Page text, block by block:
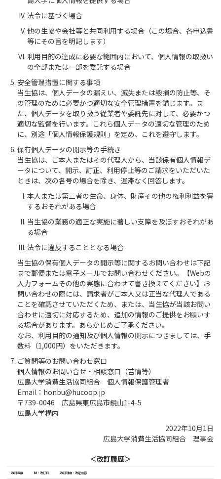
法令に基づく場合
他の生協や会社等と共同利用する場合（この場合、各申込書
等にその旨を明記します）
利用目的の達成に必要な範囲内において、個人情報の取扱い
の全部または一部を委託する場合
安全管理措置に関する事項
当生協は、個人データの漏えい、滅失または毀損の防止等、そ
の管理のために必要かつ適切な安全管理措置を講じます。ま
た、個人データを取り扱う従業者や委託先に対して、必要かつ
適切な監督を行います。これら個人データの適切な管理のため
に、別途「個人情報保護規則」を定め、これを遵守します。
保有個人データの開示等の手続き
当生協は、ご本人またはその代理人から、当該保有個人情報デ
ータについて、開示、訂正、利用停止等のご請求をいただいた
ときは、次の各号の場合を除き、遅滞なく回答します。
本人または第三者の生命、身体、財産その他の権利利益を害
するおそれがある場合
当生協の業務の適正な実施に著しい支障を及ぼすおそれがあ
る場合
法令に違反することとなる場合
当生協の保有個人データの開示等に関するお問い合わせは下記
まで郵便または電子メールでお問い合わせください。【Webの
入力フォームその他の実態に合わせて書き換えてください】お
問い合わせの際には、請求者がご本人又は正当な代理人である
ことを確認させていただくため、または、当生協が当該お問い
合わせに適切に対応するため、追加の情報のご提供をお願いす
る場合があります。あらかじめご了承ください。
なお、利用目的の通知及び個人情報の開示につきましては、手
数料（1,000円）をいただきます。
ご質問等のお問い合わせ窓口
個人情報のお問い合せ・相談窓口（苦情等）
広島大学消費生活協同組合 個人情報保護管理者
Email：honbu@hucoop.jp
〒739-0046 広島県東広島市鏡山1-4-5
広島大学構内
2022年10月1日
広島大学消費生活協同組合 理事会
＜改訂履歴＞
改訂版数 制・改訂日 改訂理由・改定内容